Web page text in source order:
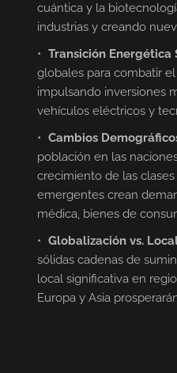
cuántica y la
industrias y creando
Transición Energética
globales para combatir
impulsando inversiones
vehículos eléctricos y
Cambios
población en las
crecimiento de las
emergentes crean
médica, bienes de
Globalización vs.
sólidas cadenas de
local significativa en
Europa y Asia